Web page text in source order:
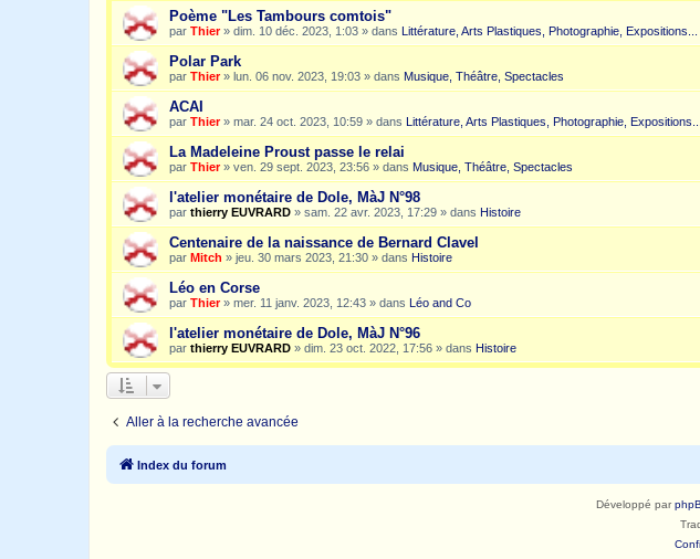
Poème "Les Tambours comtois"
par Thier» dim. 10 déc. 2023, 1:03 » dans Littérature, Arts Plastiques, Photographie, Expositions...
Polar Park
par Thier» lun. 06 nov. 2023, 19:03 » dans Musique, Théâtre, Spectacles
ACAI
par Thier» mar. 24 oct. 2023, 10:59 » dans Littérature, Arts Plastiques, Photographie, Expositions...
La Madeleine Proust passe le relai
par Thier» ven. 29 sept. 2023, 23:56 » dans Musique, Théâtre, Spectacles
l'atelier monétaire de Dole, MàJ N°98
par thierry EUVRARD » sam. 22 avr. 2023, 17:29 » dans Histoire
Centenaire de la naissance de Bernard Clavel
par Mitch » jeu. 30 mars 2023, 21:30 » dans Histoire
Léo en Corse
par Thier» mer. 11 janv. 2023, 12:43 » dans Léo and Co
l'atelier monétaire de Dole, MàJ N°96
par thierry EUVRARD » dim. 23 oct. 2022, 17:56 » dans Histoire
Aller à la recherche avancée
Index du forum
Développé par